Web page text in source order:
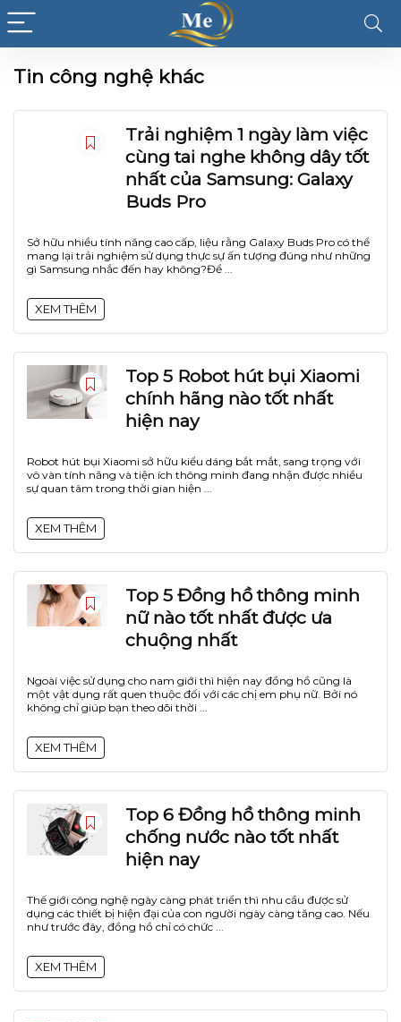
Tin công nghệ khác
Trải nghiệm 1 ngày làm việc
cùng tai nghe không dây tốt
nhất của Samsung: Galaxy
Buds Pro
Sở hữu nhiều tính năng cao cấp, liệu rằng Galaxy Buds Pro có thể
mang lại trải nghiệm sử dụng thực sự ấn tượng đúng như những
gì Samsung nhắc đến hay không?Để ...
XEM THÊM
Top 5 Robot hút bụi Xiaomi
chính hãng nào tốt nhất
hiện nay
Robot hút bụi Xiaomi sở hữu kiểu dáng bắt mắt, sang trọng với
vô vàn tính năng và tiện ích thông minh đang nhận được nhiều
sự quan tâm trong thời gian hiện ...
XEM THÊM
Top 5 Đồng hồ thông minh
nữ nào tốt nhất được ưa
chuộng nhất
Ngoài việc sử dụng cho nam giới thì hiện nay đồng hồ cũng là
một vật dụng rất quen thuộc đối với các chị em phụ nữ. Bởi nó
không chỉ giúp bạn theo dõi thời ...
XEM THÊM
Top 6 Đồng hồ thông minh
chống nước nào tốt nhất
hiện nay
Thế giới công nghệ ngày càng phát triển thì nhu cầu được sử
dụng các thiết bị hiện đại của con người ngày càng tăng cao. Nếu
như trước đây, đồng hồ chỉ có chức ...
XEM THÊM